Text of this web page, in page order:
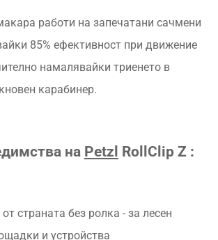
работи на запечатани сачмени
85% ефективност при движение
намалявайки триенето в
карабинер.
на Petzl RollClip Z :
страната без ролка - за лесен
и устройства